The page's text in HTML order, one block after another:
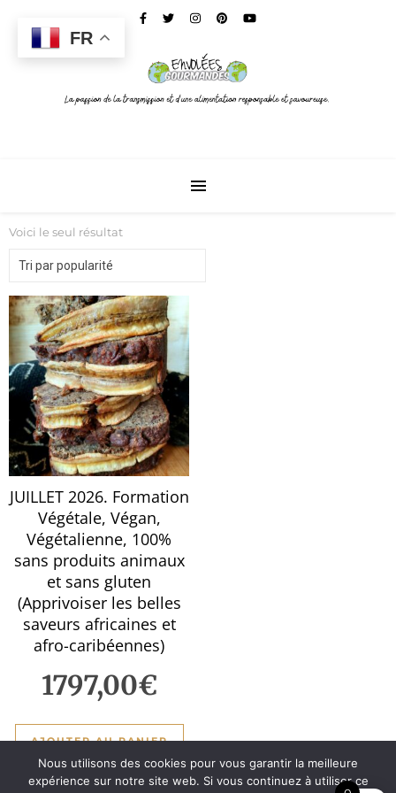
Voici le seul résultat
JUILLET 2026. Formation
Végétale, Végan,
Végétalienne, 100%
sans produits animaux
et sans gluten
(Apprivoiser les belles
saveurs africaines et
afro-caribéennes)
1797,00€
AJOUTER AU PANIER
FR
Nous utilisons des cookies pour vous garantir la meilleure
expérience sur notre site web. Si vous continuez à utiliser ce